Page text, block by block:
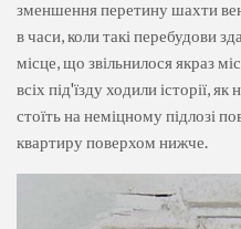
зменшення перетину шахти
в часи, коли такі перебудови
місце, що звільнилося якраз
всіх під'їзду ходили історії,
стоїть на неміцному підлозі
квартиру поверхом нижче.